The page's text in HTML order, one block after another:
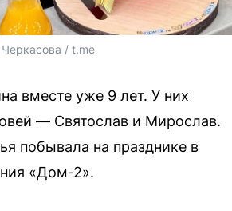
/ t.me
вместе уже 9 лет. У них
— Святослав и Мирослав.
побывала на празднике в
«Дом-2».